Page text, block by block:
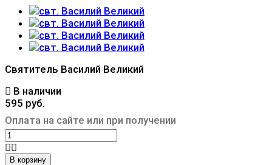
Святитель Василий Великий
В наличии
595 руб.
Оплата на сайте или при получении
В корзину